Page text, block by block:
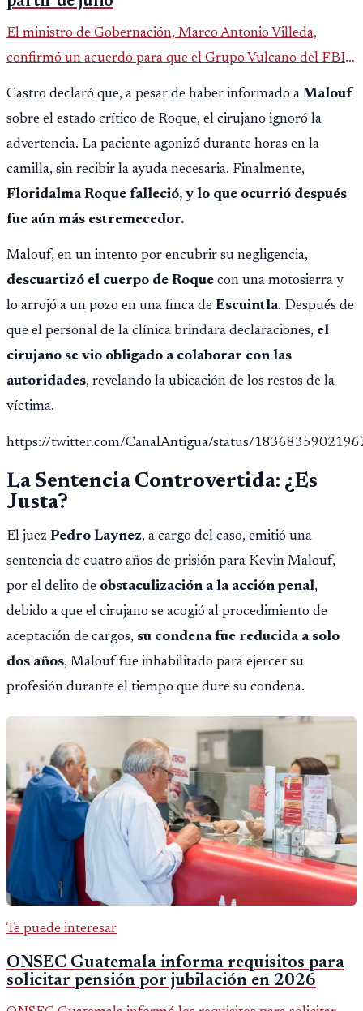
El ministro de Gobernación, Marco Antonio Villeda,
confirmó un acuerdo para que el Grupo Vulcano del FBI
opere en Guatemala a partir de julio, tras un intento
fallido con la administración anterior del Ministerio
Público.
Castro declaró que, a pesar de haber informado a Malouf
sobre el estado crítico de Roque, el cirujano ignoró la
advertencia. La paciente agonizó durante horas en la
camilla, sin recibir la ayuda necesaria. Finalmente,
Floridalma Roque falleció, y lo que ocurrió después
fue aún más estremecedor.
Malouf, en un intento por encubrir su negligencia,
descuartizó el cuerpo de Roque con una motosierra y
lo arrojó a un pozo en una finca de Escuintla. Después de
que el personal de la clínica brindara declaraciones, el
cirujano se vio obligado a colaborar con las
autoridades, revelando la ubicación de los restos de la
víctima.
https://twitter.com/CanalAntigua/status/
La Sentencia Controvertida: ¿Es
Justa?
El juez Pedro Laynez, a cargo del caso, emitió una
sentencia de cuatro años de prisión para Kevin Malouf,
por el delito de obstaculización a la acción penal,
debido a que el cirujano se acogió al procedimiento de
aceptación de cargos, su condena fue reducida a solo
dos años, Malouf fue inhabilitado para ejercer su
profesión durante el tiempo que dure su condena.
Te puede interesar
ONSEC Guatemala informa requisitos para
solicitar pensión por jubilación en 2026